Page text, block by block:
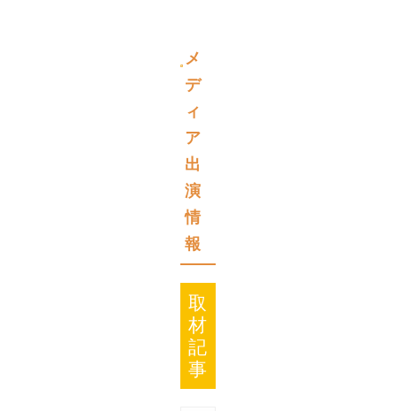
メ
デ
ィ
ア
出
演
情
報
取
材
記
事